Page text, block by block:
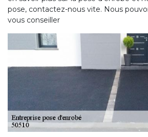
pose, contactez-nous vite. Nous
vous conseiller